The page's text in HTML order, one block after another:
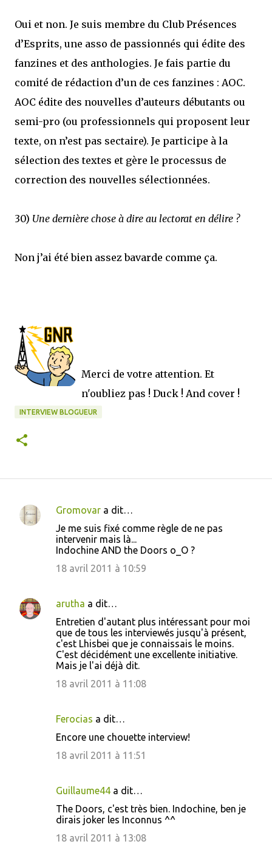
Oui et non. Je suis membre du Club Présences
d’Esprits, une asso de passionnés qui édite des
fanzines et des anthologies. Je fais partie du
comité de rédaction d’un de ces fanzines : AOC.
AOC édite des nouvelles d’auteurs débutants ou
semi-pro (ou professionnels qui proposent leur
texte, on n’est pas sectaire). Je participe à la
sélection des textes et gère le processus de
correction des nouvelles sélectionnées.
30) Une dernière chose à dire au lectorat en délire ?
Non j’ai été bien assez bavarde comme ça.
Merci de votre attention. Et
n'oubliez pas ! Duck ! And cover !
INTERVIEW BLOGUEUR
C
n
t
Gromovar a dit…
Je me suis fixé comme règle de ne pas
intervenir mais là...
Indochine AND the Doors o_O ?
18 avril 2011 à 10:59
arutha a dit…
Entretien d'autant plus intéressant pour moi
que de tous les interviewés jusqu'à présent,
c'est Lhisbei que je connaissais le moins.
C'est décidément une excellente initiative.
Mais je l'ai déjà dit.
18 avril 2011 à 11:08
Ferocias a dit…
Encore une chouette interview!
18 avril 2011 à 11:51
Guillaume44 a dit…
The Doors, c'est très bien. Indochine, ben je
dirais joker les Inconnus ^^
18 avril 2011 à 13:08